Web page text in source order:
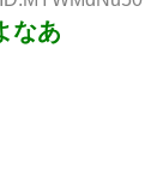
なあ